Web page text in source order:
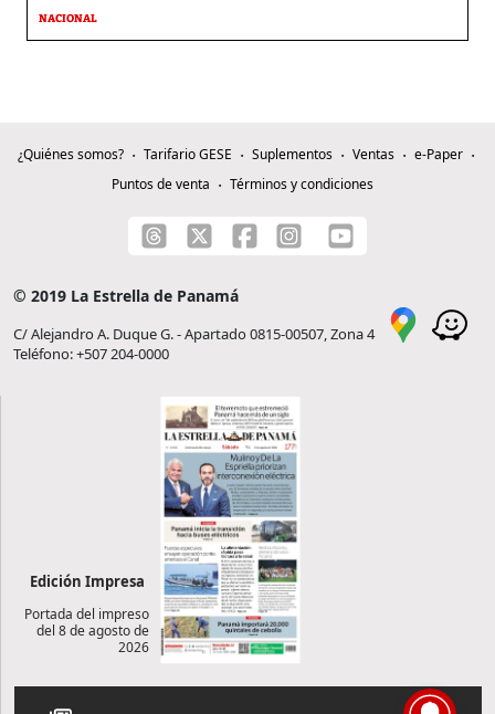
NACIONAL
¿Quiénes somos? Tarifario GESE Suplementos Ventas
e-Paper
Puntos de venta
Términos y condiciones
© 2019 La Estrella de Panamá
C/ Alejandro A. Duque G. - Apartado 0815-00507, Zona 4
Teléfono: +507 204-0000
Edición Impresa
Portada del impreso
del 8 de agosto de
2026